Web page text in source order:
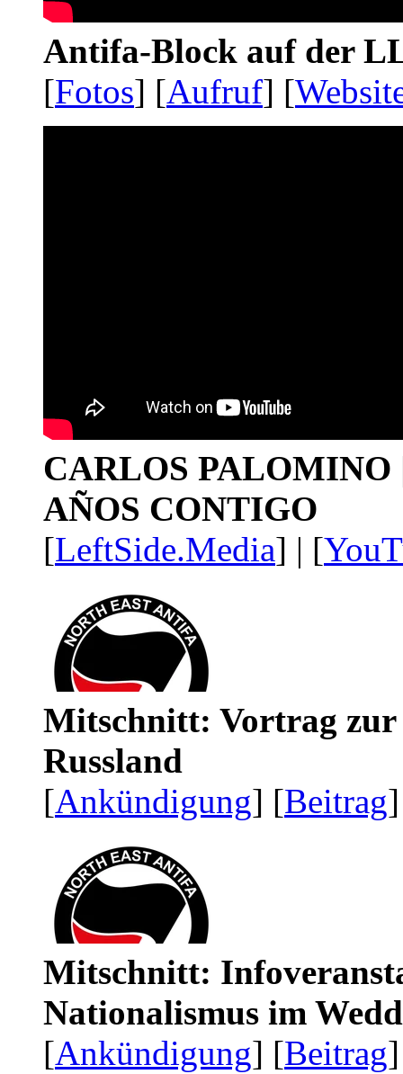
Antifa-Block auf der
[Fotos] [Aufruf] [
CARLOS PALOMINO
AÑOS CONTIGO
[LeftSide.Media] | [
Mitschnitt: Vortrag zur
Russland
[Ankündigung] [Beitrag
Mitschnitt:
Nationalismus im
[Ankündigung] [Beitrag